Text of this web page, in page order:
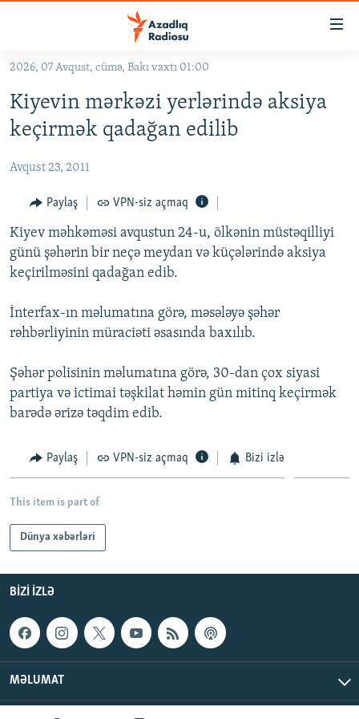
Əsas
qayıt
Əsas
naviqasiyaya
qayıt
#İZAHLA
KORRUPSIOMETR
#ƏSLINDƏ
FƏRQƏ BAX
QANUNI DOĞRU
ARAŞDIRMA
VIDEO
İNFOQRAFIKA
KARIKATURA
RADIO ARXIV
AZƏRBAYCAN ƏDƏBIYYATI KITABXANASI
İSLAM VƏ DEMOKRATIYA
HAQQIMIZDA
MISSIYAMIZ
PEŞƏ ETIKASI VƏ JURNALISTIKA STANDARTLARIMIZ
AZADLIQRADIOSU MOBIL TELEFONUNUZDA
BIZI IZLƏ
RFE/RL-in bütün saytları
2026, 07 Avqust, cümə, Bakı vaxtı 01:00
Kiyevin mərkəzi yerlərində aksiya
keçirmək qadağan edilib
Avqust 23, 2011
Paylaş VPN-siz açmaq
Kiyev məhkəməsi avqustun 24-u, ölkənin müstəqilliyi
günü şəhərin bir neçə meydan və küçələrində aksiya
keçirilməsini qadağan edib.
İnterfax-ın məlumatına görə, məsələyə şəhər
rəhbərliyinin müraciəti əsasında baxılıb.
Şəhər polisinin məlumatına görə, 30-dan çox siyasi
partiya və ictimai təşkilat həmin gün mitinq keçirmək
barədə ərizə təqdim edib.
Paylaş VPN-siz açmaq Bizi izlə
This item is part of
Dünya xəbərləri
BIZI IZLƏ
MƏLUMAT